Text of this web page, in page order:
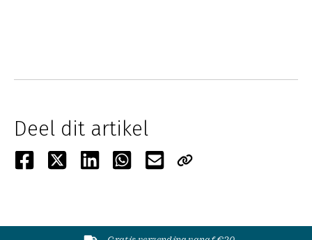
Deel dit artikel